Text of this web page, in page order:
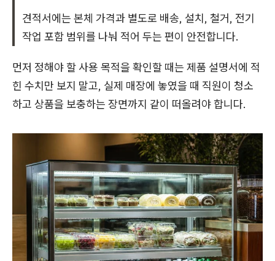
견적서에는 본체 가격과 별도로 배송, 설치, 철거, 전기
작업 포함 범위를 나눠 적어 두는 편이 안전합니다.
먼저 정해야 할 사용 목적을 확인할 때는 제품 설명서에 적
힌 수치만 보지 말고, 실제 매장에 놓였을 때 직원이 청소
하고 상품을 보충하는 장면까지 같이 떠올려야 합니다.